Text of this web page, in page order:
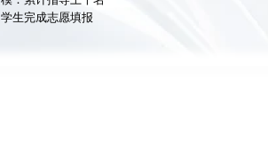
学生完成志愿填报